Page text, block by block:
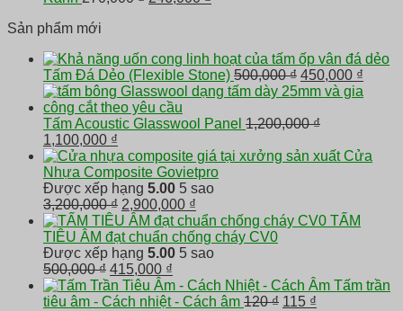
246,000 ₫.
Sản phẩm mới
Tấm Đá Dẻo (Flexible Stone) 500,000₫ Giá
gốc
500,000 ₫.
450,000 ₫
Tấm Acoustic Glasswool Panel 1,200,000₫
Giá
gốc
là:
1,200,000 ₫.
1,100,000 ₫
hiện
tại
là:
1,100,000 ₫.
Cửa
Nhựa Composite Govietpro
Được xếp hạng 5.00 5 sao
3,200,000₫ Giá
gốc
là:
3,200,000 ₫.
2,900,000 ₫
hiện
tại
là:
TẤM
TIÊU ÂM đạt chuẩn chống cháy CV0
Được xếp hạng 5.00 5 sao
500,000₫ Giá
gốc
là:
415,000 ₫
hiện
tại
Tấm trần
tiêu âm - Cách nhiệt - Cách âm 120₫ Giá
115 ₫